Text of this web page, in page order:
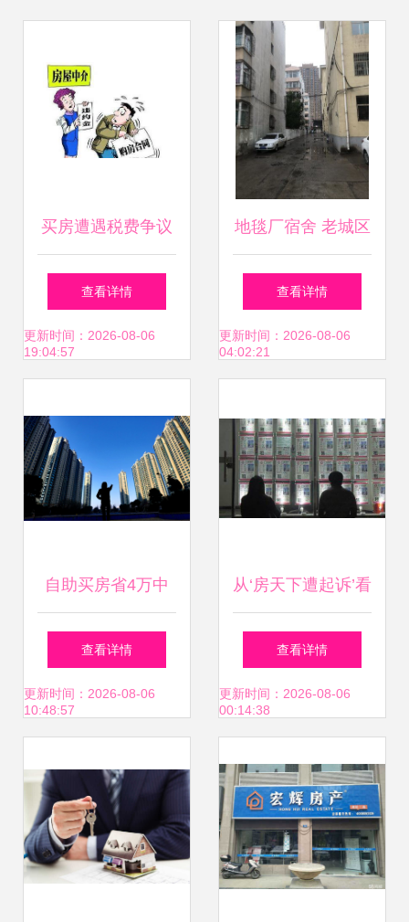
买房遭遇税费争议
签完合同突增十
万，是履约还是违
查看详情
更新时间：2026-08-06
19:04:57
地毯厂宿舍 老城区
的居住选择，优缺
点与周边租房市场
查看详情
更新时间：2026-08-06
04:02:21
自助买房省4万中
介费，中介行业
要“垮”？央媒发
查看详情
更新时间：2026-08-06
10:48:57
从‘房天下遭起诉’看
房产中介乱象 教你
如何火眼金睛选对
查看详情
更新时间：2026-08-06
00:14:38